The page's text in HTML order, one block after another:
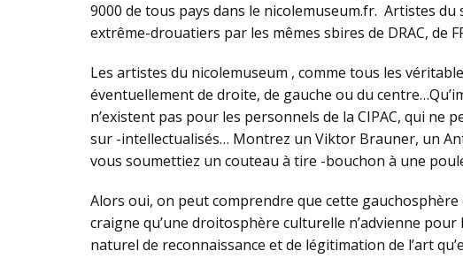
9000 de tous pays dans le nicolemuseum.fr. Artistes
extrême-drouatiers par les mêmes sbires de DRAC, de
Les artistes du nicolemuseum , comme tous les
éventuellement de droite, de gauche ou du
n’existent pas pour les personnels de la CIPAC, qui
sur -intellectualisés… Montrez un Viktor Brauner, un
vous soumettiez un couteau à tire -bouchon à une
Alors oui, on peut comprendre que cette
craigne qu’une droitosphère culturelle n’advienne
naturel de reconnaissance et de légitimation de l’art